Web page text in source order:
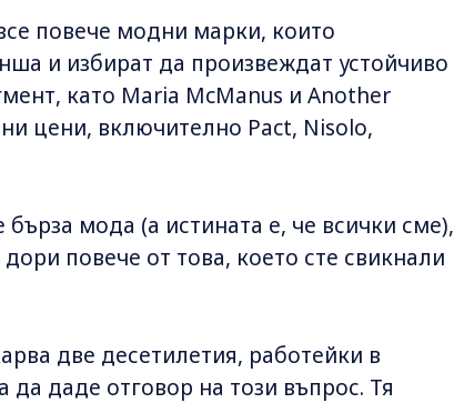
повече модни марки, които
и избират да произвеждат устойчиво
като Maria McManus и Another
цени, включително Pact, Nisolo,
мода (а истината е, че всички сме),
повече от това, което сте свикнали
две десетилетия, работейки в
даде отговор на този въпрос. Тя